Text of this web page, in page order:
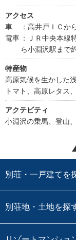
アクセス
車
：高井戸ＩＣか
電車 ：ＪＲ中央本線
ら小淵沢駅まで
特産物
高原気候を生かした
トマト、高原レタス
アクテビティ
小淵沢の乗馬、登山
別荘・一戸建てを
別荘地・土地を探